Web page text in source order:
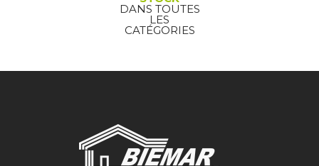
DANS TOUTES
LES
CATÉGORIES